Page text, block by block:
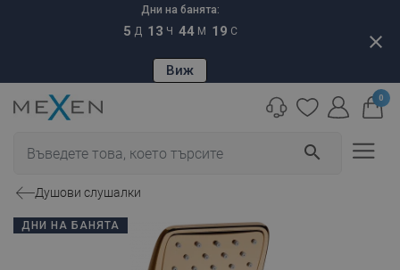
Дни на банята:
5 Д 13 Ч 44 М 18 С
Виж
close
search
0
Душови слушалки
ДНИ НА БАНЯТА